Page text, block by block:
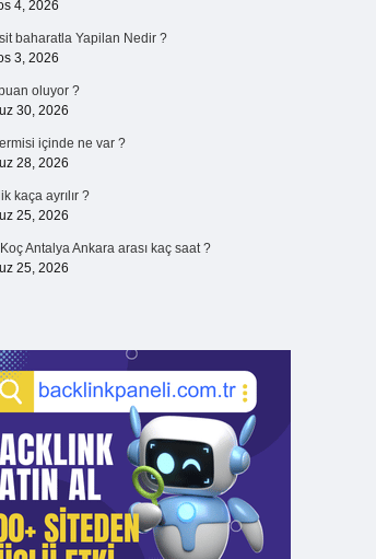
4, 2026
baharatla Yapilan Nedir ?
3, 2026
oluyor ?
30, 2026
içinde ne var ?
28, 2026
kaça ayrılır ?
25, 2026
Antalya Ankara arası kaç saat ?
25, 2026